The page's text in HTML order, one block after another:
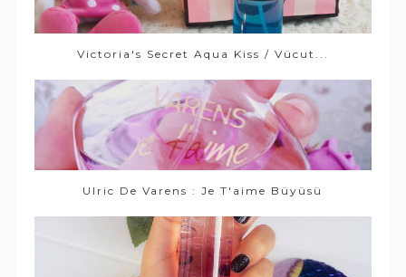
Victoria's Secret Aqua Kiss / Vücut...
Ulric De Varens : Je T'aime Büyüsü